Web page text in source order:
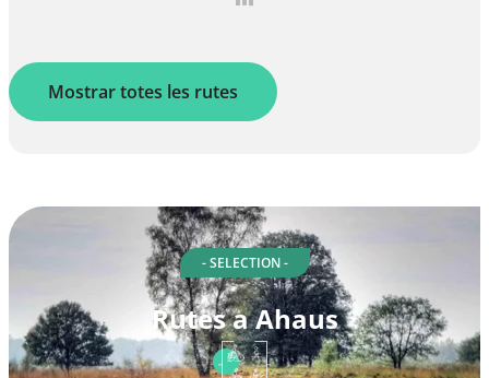
Mostrar totes les rutes
- SELECTION -
Rutes a Ahaus